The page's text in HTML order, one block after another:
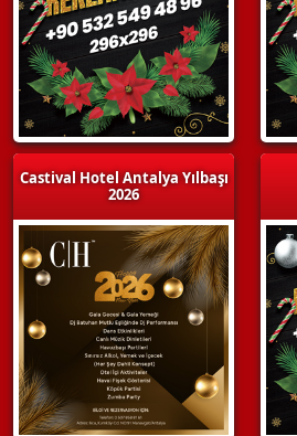
Castival Hotel Antalya Yılbaşı
2026